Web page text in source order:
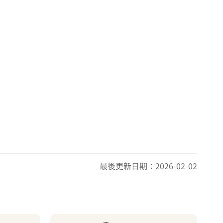
最後更新日期：2026-02-02